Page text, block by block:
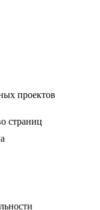
проектов
страниц